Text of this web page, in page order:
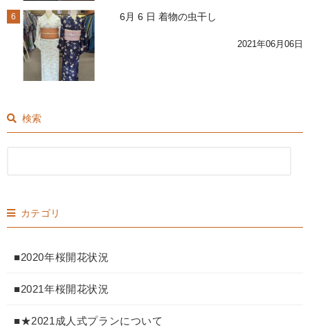
6 6月 6 日 着物の虫干し
2021年06月06日
検索
カテゴリ
■2020年桜開花状況
■2021年桜開花状況
■★2021成人式プランについて